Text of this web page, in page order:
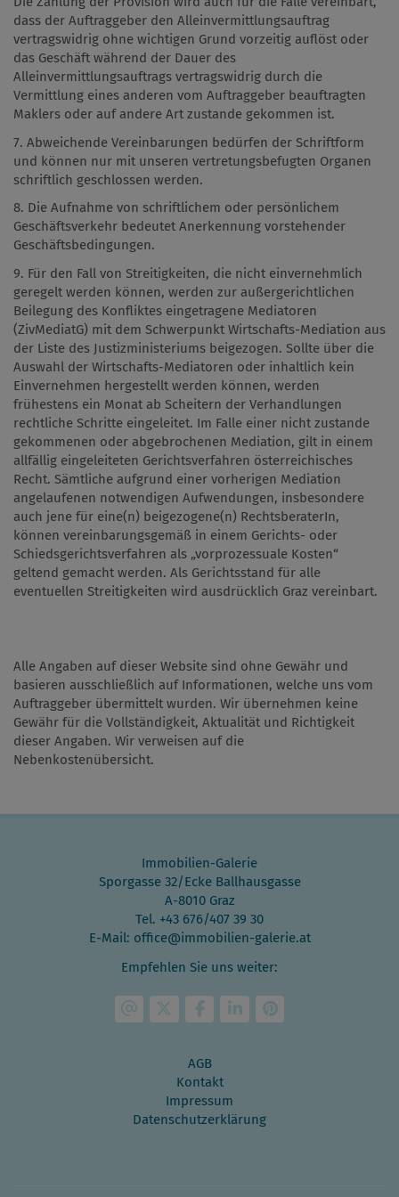
dass der Auftraggeber den Alleinvermittlungsauftrag
vertragswidrig ohne wichtigen Grund vorzeitig auflöst oder
das Geschäft während der Dauer des
Alleinvermittlungsauftrags vertragswidrig durch die
Vermittlung eines anderen vom Auftraggeber beauftragten
Maklers oder auf andere Art zustande gekommen ist.
7. Abweichende Vereinbarungen bedürfen der Schriftform
und können nur mit unseren vertretungsbefugten Organen
schriftlich geschlossen werden.
8. Die Aufnahme von schriftlichem oder persönlichem
Geschäftsverkehr bedeutet Anerkennung vorstehender
Geschäftsbedingungen.
9. Für den Fall von Streitigkeiten, die nicht einvernehmlich
geregelt werden können, werden zur außergerichtlichen
Beilegung des Konfliktes eingetragene Mediatoren
(ZivMediatG) mit dem Schwerpunkt Wirtschafts-Mediation aus
der Liste des Justizministeriums beigezogen. Sollte über die
Auswahl der Wirtschafts-Mediatoren oder inhaltlich kein
Einvernehmen hergestellt werden können, werden
frühestens ein Monat ab Scheitern der Verhandlungen
rechtliche Schritte eingeleitet. Im Falle einer nicht zustande
gekommenen oder abgebrochenen Mediation, gilt in einem
allfällig eingeleiteten Gerichtsverfahren österreichisches
Recht. Sämtliche aufgrund einer vorherigen Mediation
angelaufenen notwendigen Aufwendungen, insbesondere
auch jene für eine(n) beigezogene(n) RechtsberaterIn,
können vereinbarungsgemäß in einem Gerichts- oder
Schiedsgerichtsverfahren als „vorprozessuale Kosten“
geltend gemacht werden. Als Gerichtsstand für alle
eventuellen Streitigkeiten wird ausdrücklich Graz vereinbart.
Alle Angaben auf dieser Website sind ohne Gewähr und
basieren ausschließlich auf Informationen, welche uns vom
Auftraggeber übermittelt wurden. Wir übernehmen keine
Gewähr für die Vollständigkeit, Aktualität und Richtigkeit
dieser Angaben. Wir verweisen auf die
Nebenkostenübersicht.
Immobilien-Galerie
Sporgasse 32/Ecke Ballhausgasse
A-8010 Graz
Tel. +43 676/407 39 30
E-Mail: office@immobilien-galerie.at
Empfehlen Sie uns weiter:
AGB
Kontakt
Impressum
Datenschutzerklärung